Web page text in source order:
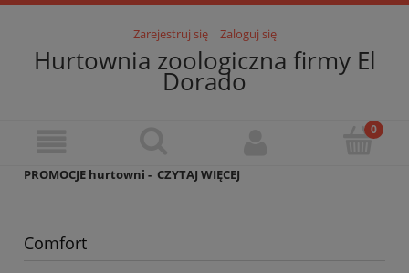
Zarejestruj się Zaloguj się
Hurtownia zoologiczna firmy El
Dorado
PROMOCJE hurtowni - CZYTAJ WIĘCEJ
Comfort